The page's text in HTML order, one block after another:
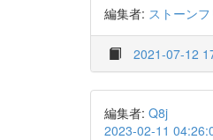
編集者: ストーン
2021-07-12
編集者: Q8j
2023-02-11